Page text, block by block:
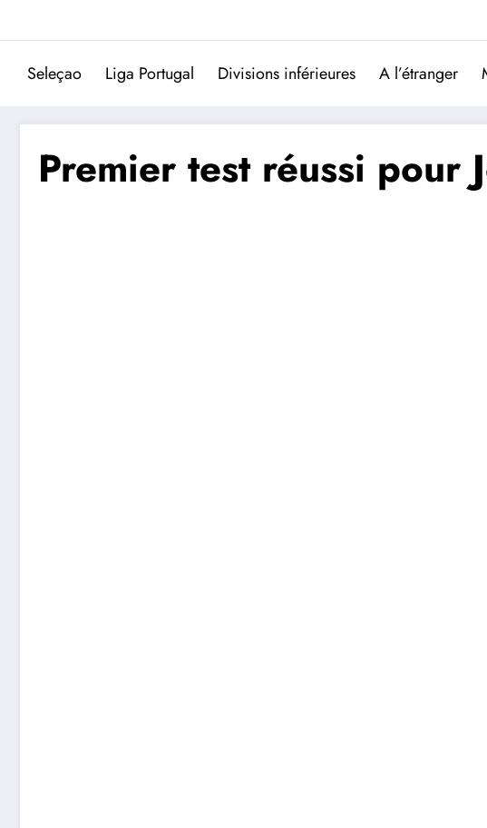
Seleçao Liga Portugal Divisions inférieures A l’étranger
Premier test réussi pour